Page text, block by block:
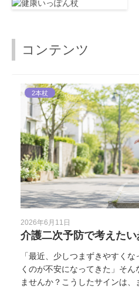
コンテンツ
2本杖
2026年6月11日
介護二次予防で考えた
「最近、少しつまずきやすく
くのが不安になってきた」そ
ませんか？こうしたサインは